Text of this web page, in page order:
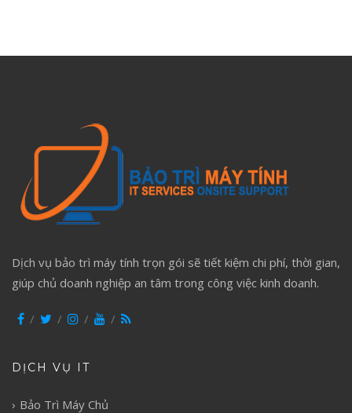
Dịch vụ bảo trì máy tính trọn gói sẽ tiết kiệm chi phí, thời gian,
giúp chủ doanh nghiệp an tâm trong công việc kinh doanh.
DỊCH VỤ IT
Bảo Trì Máy Chủ